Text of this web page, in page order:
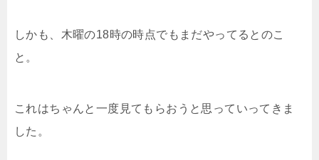
しかも、木曜の18時の時点でもまだやってるとのこ
と。
これはちゃんと一度見てもらおうと思っていってきま
した。